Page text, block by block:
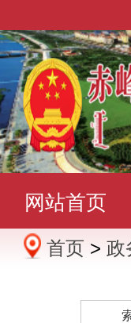
网站首页
办事服务
首页 > 政